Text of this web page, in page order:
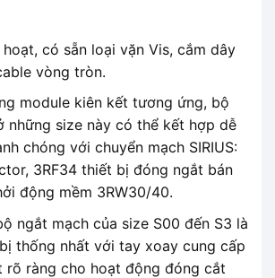
có sẵn loại vặn Vis, cắm dây
vòng tròn.
module kiên kết tương ứng, bộ
những size này có thể kết hợp dễ
chóng với chuyển mạch SIRIUS:
3RF34 thiết bị đóng ngắt bán
động mềm 3RW30/40.
ngắt mạch của size S00 đến S3 là
thống nhất với tay xoay cung cấp
rõ ràng cho hoạt động đóng cắt